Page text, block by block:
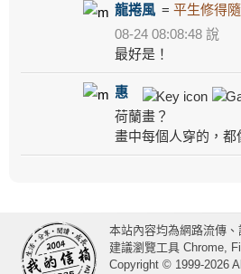
龍捲風 =平生修得
08-24 08:08:48 說
最好是！
惠
荷蘭畫？
畫中每個人穿的，都
本站內容均為網路流傳
建議瀏覽工具 Chrome,
Copyright © 1999-2026